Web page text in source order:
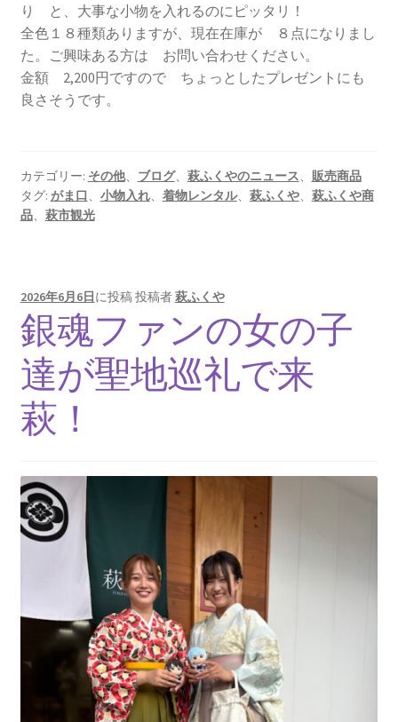
り と、大事な小物を入れるのにピッタリ！
全色１８種類ありますが、現在在庫が ８点になりまし
た。ご興味ある方は お問い合わせください。
金額 2,200円ですので ちょっとしたプレゼントにも
良さそうです。
カテゴリー: その他、 ブログ、 萩ふくやのニュース、 販売商品
タグ: がま口 、 小物入れ、 着物レンタル、 萩ふくや、 萩ふくや商
品、 萩市観光
2026年6月6日に投稿投稿者萩ふくや
銀魂ファンの女の子
達が聖地巡礼で来
萩！